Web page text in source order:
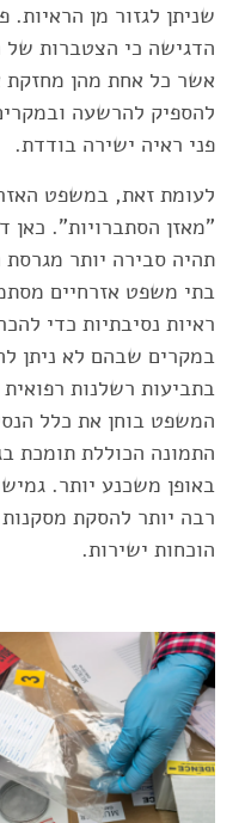
שניתן לגזור מן
הדגישה כי הצטברות של
אשר כל אחת מהן מחזקת
להספיק להרשעה
פני ראיה ישירה בודדת.
לעומת זאת, במשפט
"מאזן הסתברויות". כאן
תהיה סבירה יותר
בתי משפט אזרחיים
ראיות נסיבתיות כדי
במקרים שבהם לא ניתן
בתביעות רשלנות
המשפט בוחן את כלל
התמונה הכוללת תומכת
באופן משכנע יותר.
רבה יותר להסקת
הוכחות ישירות.